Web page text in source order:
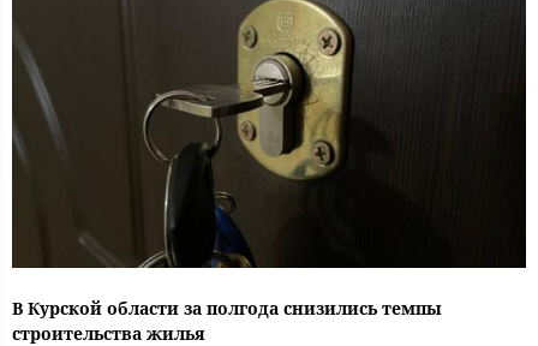
В Курской области за полгода снизились темпы
строительства жилья